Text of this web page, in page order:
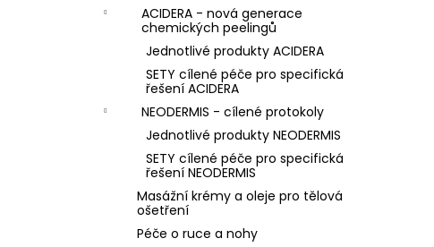
ACIDERA - nová generace
chemických peelingů
Jednotlivé produkty ACIDERA
SETY cílené péče pro specifická
řešení ACIDERA
NEODERMIS - cílené protokoly
Jednotlivé produkty NEODERMIS
SETY cílené péče pro specifická
řešení NEODERMIS
Masážní krémy a oleje pro tělová
ošetření
Péče o ruce a nohy